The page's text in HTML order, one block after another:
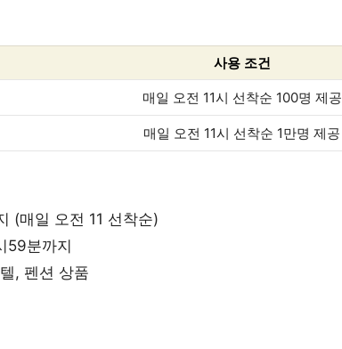
사용 조건
매일 오전 11시 선착순 100명 제공
매일 오전 11시 선착순 1만명 제공
(매일 오전 11 선착순)
59분까지
, 펜션 상품